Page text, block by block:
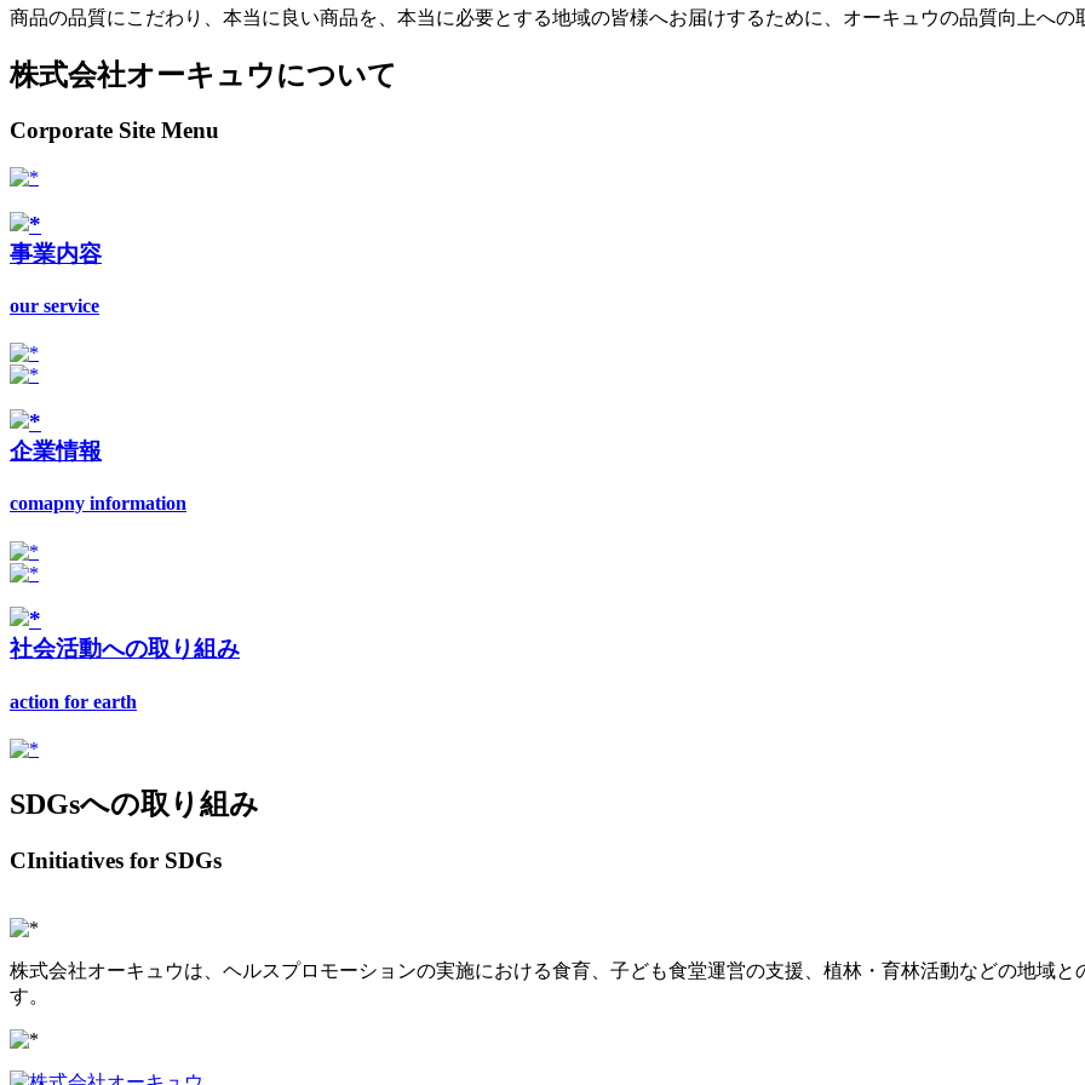
商品の品質にこだわり、本当に良い商品を、本当に必要とする地域の皆様へお届けするために、オーキュウの品質向上への
株式会社オーキュウについて
Corporate Site Menu
事業内容
our service
企業情報
comapny information
社会活動への取り組み
action for earth
SDGsへの取り組み
CInitiatives for SDGs
株式会社オーキュウは、ヘルスプロモーションの実施における食育、子ども食堂運営の支援、植林・育林活動などの地域
す。